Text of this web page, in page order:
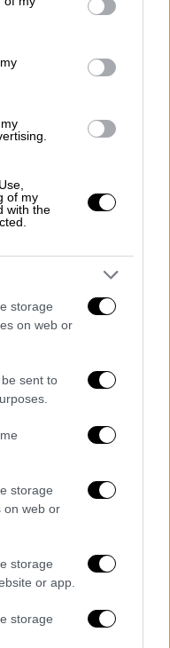
its third-party tags to
in below Google
of my
with the
storage
on web or
sent to
storage
on web or
storage
or app.
storage
αλλά
με πνευμονία
ο καθηγητής
της
ότι το τεστ θα
ίδιο τρόπο όπως
κριτήρια και
πληθυσμού,
έλεγχο
μπορεί να γίνει
ελεγχθεί το
Γουχάν.
ένας
στην
και σε άτομα που